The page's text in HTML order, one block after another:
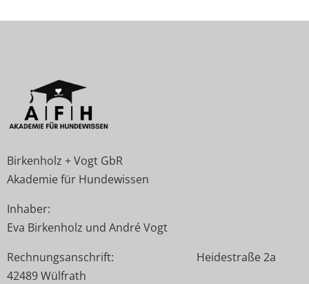
Birkenholz + Vogt GbR
Akademie für Hundewissen
Inhaber:
Eva Birkenholz und André Vogt
Rechnungsanschrift: Heidestraße 2a
42489 Wülfrath